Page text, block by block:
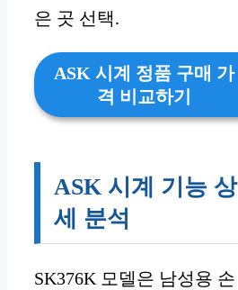
은 곳 선택.
ASK 시계 정품 구매 가
격 비교하기
ASK 시계 기능 상
세 분석
SK376K 모델은 남성용 손